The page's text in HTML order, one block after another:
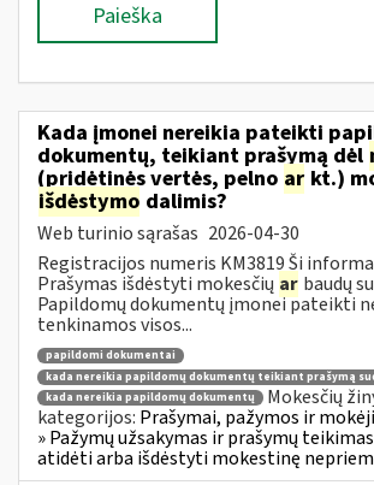
Paieška
Kada įmonei nereikia pateikti
dokumentų, teikiant prašymą dėl
(pridėtinės vertės, pelno ar kt.)
išdėstymo dalimis?
Web turinio sąrašas 2026-04-30
Registracijos numeris KM3819 Ši
Prašymas išdėstyti mokesčių ar baudų
Papildomų dokumentų įmonei pateikti
tenkinamos visos...
papildomi dokumentai
kada nereikia papildomų dokumentų teikiant prašymą
kada nereikia papildomų dokumentų
Mokesčių
kategorijos: Prašymai, pažymos ir
» Pažymų užsakymas ir prašymų
atidėti arba išdėstyti mokestinę